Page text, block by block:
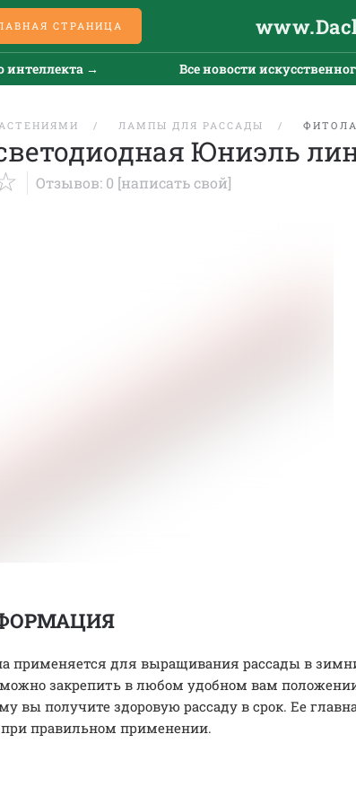
СТРАНИЦА
→ Все новости
ЛАМПЫ ДЛЯ РАССАДЫ
Юниэль
Отзывов: 0 [написать свой]
применяется для выращивания рассады в
закрепить в любом удобном вам
вы получите здоровую рассаду в срок. Ее
при правильном применении.